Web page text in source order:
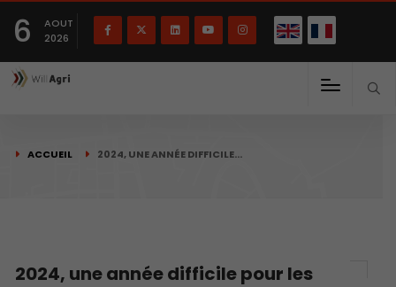
6
AOUT
2026
ACCUEIL 2024, UNE ANNÉE DIFFICILE…
2024, une année difficile pour les
Français English(English)